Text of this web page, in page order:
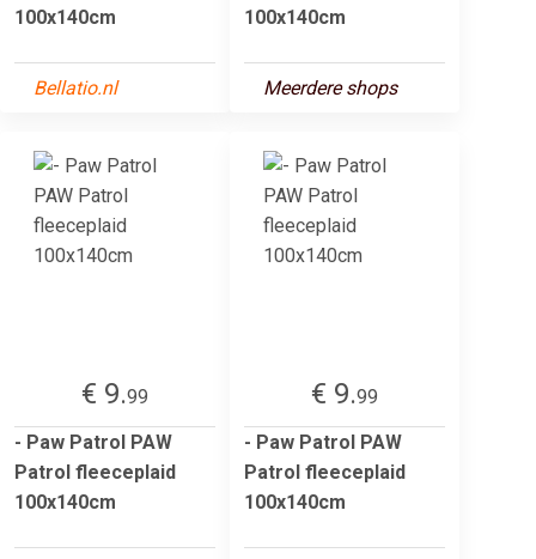
100x140cm
Bellatio.nl
100x140cm
Meerdere shops
€ 9.99
- Paw Patrol PAW
Patrol fleeceplaid
100x140cm
€ 9.99
- Paw Patrol PAW
Patrol fleeceplaid
100x140cm